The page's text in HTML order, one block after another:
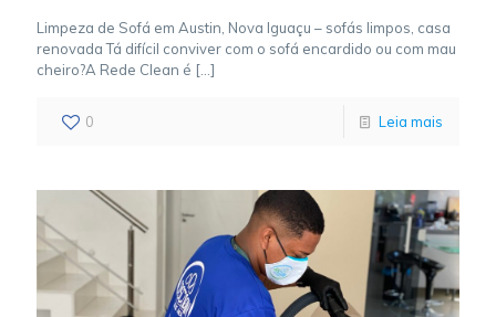
Limpeza de Sofá em Austin, Nova Iguaçu – sofás limpos, casa
renovada Tá difícil conviver com o sofá encardido ou com mau
cheiro?A Rede Clean é […]
0 Leia mais